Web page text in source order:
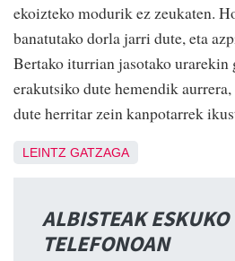
ekoizteko modurik ez zeukaten.
banatutako dorla jarri dute, eta
Bertako iturrian jasotako urarekin
erakutsiko dute hemendik
dute herritar zein kanpotarrek
LEINTZ GATZAGA
ALBISTEAK ESKUKO
TELEFONOAN